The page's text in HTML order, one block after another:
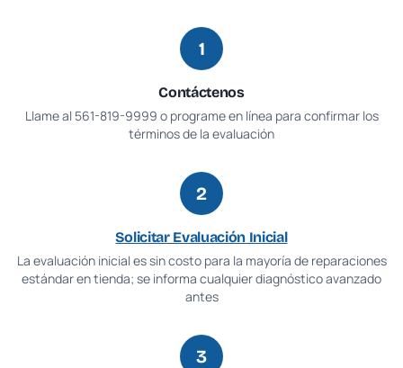
1
Contáctenos
Llame al 561-819-9999 o programe en línea para confirmar los
términos de la evaluación
2
Solicitar Evaluación Inicial
La evaluación inicial es sin costo para la mayoría de reparaciones
estándar en tienda; se informa cualquier diagnóstico avanzado
antes
3